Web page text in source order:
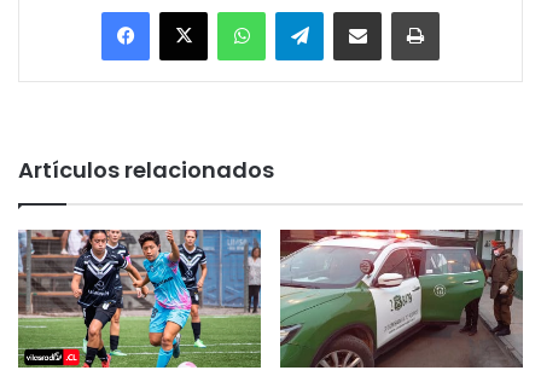
Facebook
X WhatsAppTelegramEnviar vía email Imprimir
Artículos relacionados